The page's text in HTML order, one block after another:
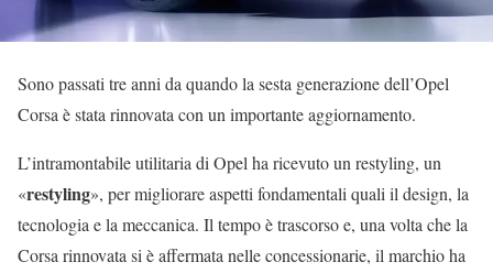
Sono passati tre anni da quando la sesta generazione dell’Opel
Corsa è stata rinnovata con un importante aggiornamento.
L’intramontabile utilitaria di Opel ha ricevuto un restyling, un
«restyling», per migliorare aspetti fondamentali quali il design, la
tecnologia e la meccanica. Il tempo è trascorso e, una volta che la
Corsa rinnovata si è affermata nelle concessionarie, il marchio ha